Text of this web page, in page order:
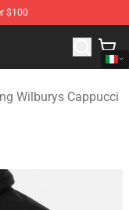
$100
Wilburys
Wilburys Cappucci